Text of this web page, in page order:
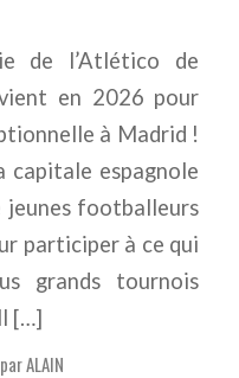
de l’Atlético de
en 2026 pour
à Madrid !
capitale espagnole
jeunes footballeurs
participer à ce qui
grands tournois
[…]
parALAIN